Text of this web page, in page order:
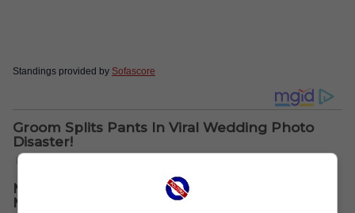
Standings provided by Sofascore